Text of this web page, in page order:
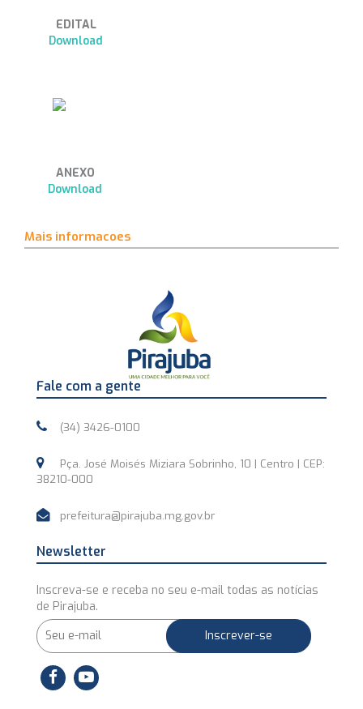
EDITAL
Download
ANEXO
Download
Mais informacoes
Fale com a gente
(34) 3426-0100
Pça. José Moisés Miziara Sobrinho, 10 | Centro | CEP:
38210-000
prefeitura@pirajuba.mg.gov.br
Newsletter
Inscreva-se e receba no seu e-mail todas as notícias
de Pirajuba.